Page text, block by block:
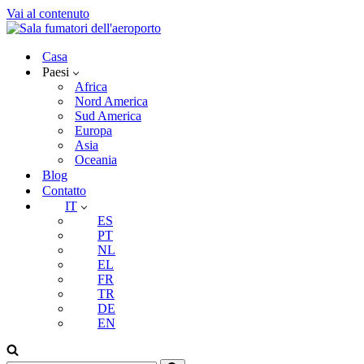
Vai al contenuto
Casa
Paesi
Africa
Nord America
Sud America
Europa
Asia
Oceania
Blog
Contatto
IT
ES
PT
NL
EL
FR
TR
DE
EN